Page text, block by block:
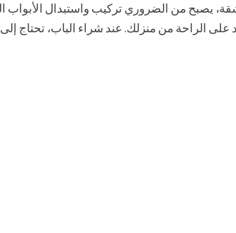
يصبح من الضروري تركيب واستبدال الأبواب
على الراحة من منزلك. عند شراء الباب، تحتاج